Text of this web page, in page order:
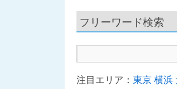
フリーワード検索
注目エリア： 東京 横浜